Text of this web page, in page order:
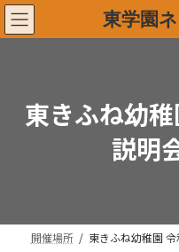
コ
ン
テ
ナ
ビ
ゲ
東学園
東きふね幼
説明
開催場所 東きふね幼稚園